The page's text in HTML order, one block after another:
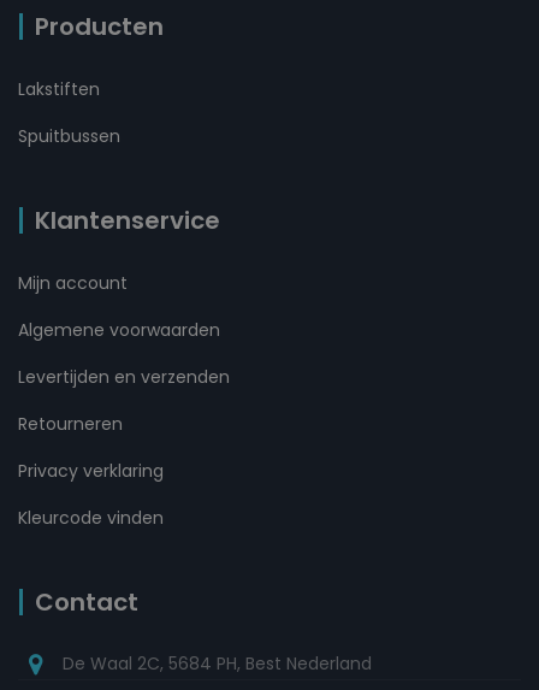
Producten
Lakstiften
Spuitbussen
Klantenservice
Mijn account
Algemene voorwaarden
Levertijden en verzenden
Retourneren
Privacy verklaring
Kleurcode vinden
Contact
De Waal 2C, 5684 PH, Best Nederland